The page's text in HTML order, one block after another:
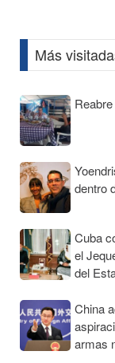
Más
dentro
Cuba
el
del
China
armas